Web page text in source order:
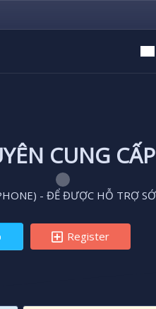
CUNG
- ĐỂ ĐƯỢC HỖ TRỢ
Register